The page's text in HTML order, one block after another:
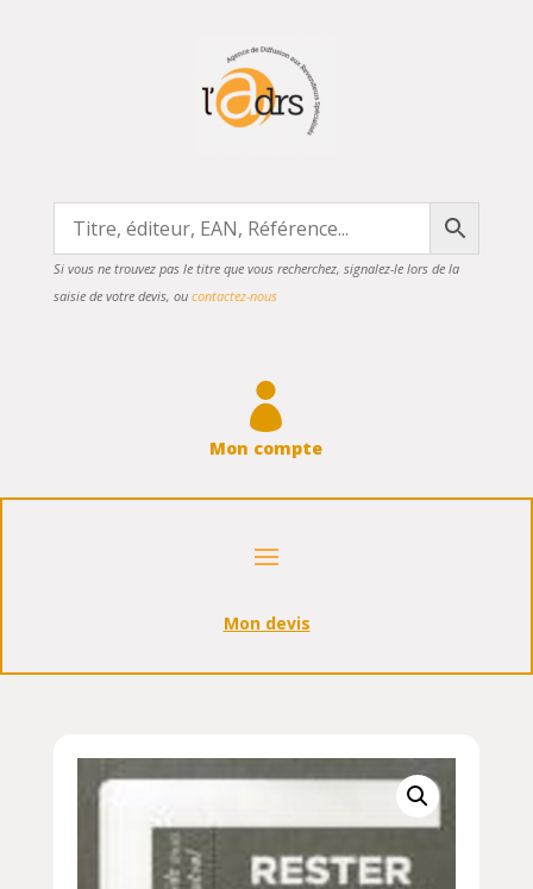
Si vous ne trouvez pas le titre que vous recherchez, signalez-le lors de la
saisie de votre devis, ou contactez-nous

Mon compte
Mon devis